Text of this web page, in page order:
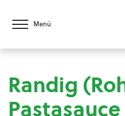
Menü
Randig
Pastasauce